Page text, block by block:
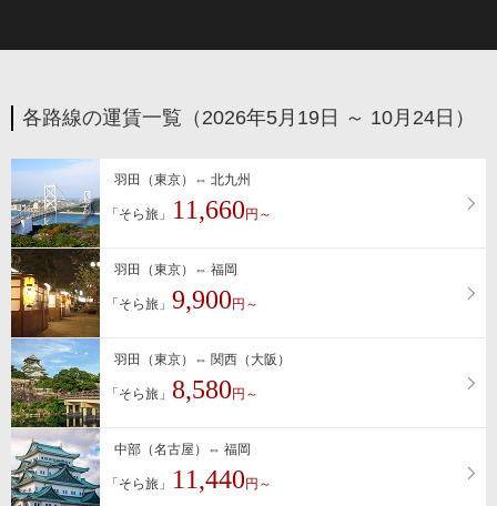
各路線の運賃一覧（2026年5月19日 ～ 10月24日）
羽田（東京）⇔ 北九州
「そら旅」 11,660 円～
羽田（東京）⇔ 福岡
「そら旅」 9,900 円～
羽田（東京）⇔ 関西（大阪）
「そら旅」 8,580 円～
中部（名古屋）⇔ 福岡
「そら旅」 11,440 円～